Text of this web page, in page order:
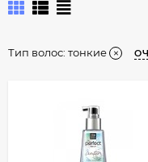
Тип волос: тонкие